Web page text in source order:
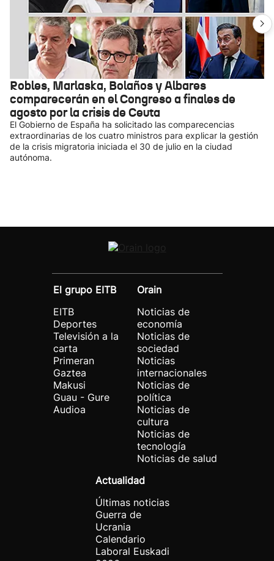
Robles, Marlaska, Bolaños y Albares
comparecerán en el Congreso a finales de
agosto por la crisis de Ceuta
El Gobierno de España ha solicitado las comparecencias
extraordinarias de los cuatro ministros para explicar la gestión
de la crisis migratoria iniciada el 30 de julio en la ciudad
autónoma.
El grupo EITB
EITB
Deportes
Televisión a la
carta
Primeran
Gaztea
Makusi
Guau - Gure
Audioa
Orain
Noticias de
economía
Noticias de
sociedad
Noticias
internacionales
Noticias de
política
Noticias de
cultura
Noticias de
tecnología
Noticias de salud
Actualidad
Últimas noticias
Guerra de
Ucrania
Calendario
Laboral Euskadi